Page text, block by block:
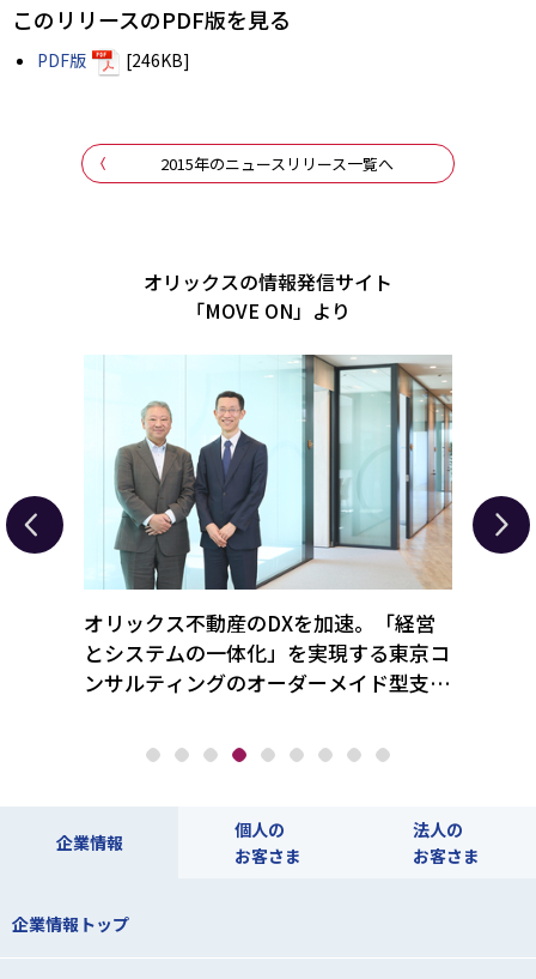
このリリースのPDF版を見る
PDF版 [246KB]
2015年のニュースリリース一覧へ
オリックスの情報発信サイト
「MOVE ON」より
オリックス不動産のDXを加速。「経営
とシステムの一体化」を実現する東京コ
ンサルティングのオーダーメイド型支援
企業情報
個人の
お客さま
法人の
お客さま
企業情報トップ